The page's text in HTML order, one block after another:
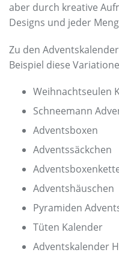
aber durch kreative
Designs und jeder
Zu den
Beispiel diese
Weihnachtseulen
Schneemann
Adventsboxen
Adventssäckchen
Adventshäuschen
Pyramiden
Tüten Kalender
Adventskalender